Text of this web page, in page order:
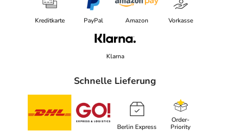
Kreditkarte PayPal Amazon Vorkasse
Klarna
Schnelle Lieferung
Berlin Express
Order-
Priority